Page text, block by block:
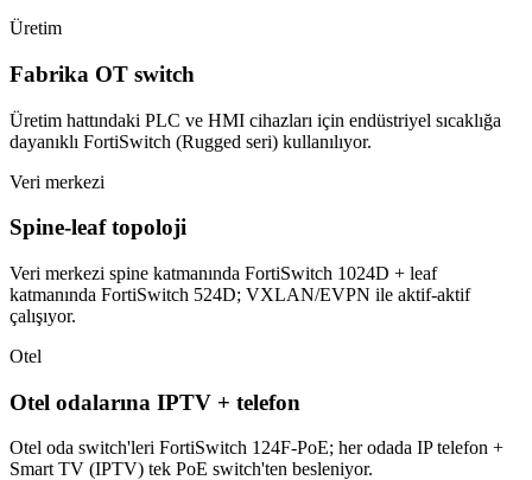
Üretim
Fabrika OT switch
Üretim hattındaki PLC ve HMI cihazları için endüstriyel sıcaklığa
dayanıklı FortiSwitch (Rugged seri) kullanılıyor.
Veri merkezi
Spine-leaf topoloji
Veri merkezi spine katmanında FortiSwitch 1024D + leaf
katmanında FortiSwitch 524D; VXLAN/EVPN ile aktif-aktif
çalışıyor.
Otel
Otel odalarına IPTV + telefon
Otel oda switch'leri FortiSwitch 124F-PoE; her odada IP telefon +
Smart TV (IPTV) tek PoE switch'ten besleniyor.